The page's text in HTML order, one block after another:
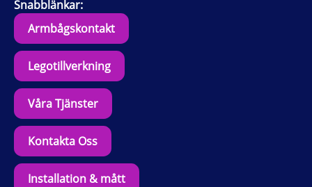
Snabblänkar:
Armbågskontakt
Legotillverkning
Våra Tjänster
Kontakta Oss
Installation & mått